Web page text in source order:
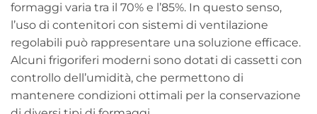
formaggi varia tra il 70% e l’85%. In questo senso,
l’uso di contenitori con sistemi di ventilazione
regolabili può rappresentare una soluzione efficace.
Alcuni frigoriferi moderni sono dotati di cassetti con
controllo dell’umidità, che permettono di
mantenere condizioni ottimali per la conservazione